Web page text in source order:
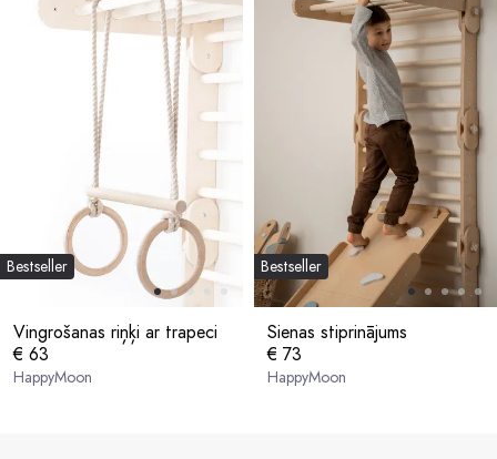
Bestseller
Vingrošanas riņķi ar trapeci
€ 63
HappyMoon
Bestseller
Sienas stiprinājums
€ 73
HappyMoon